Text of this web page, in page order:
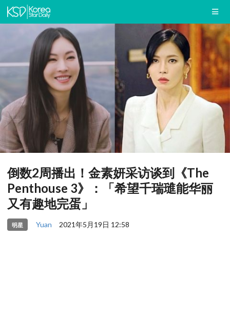
倒数2周播出！金素妍采访谈到《The
Penthouse 3》：「希望千瑞璡能华丽
又有趣地完蛋」
明星 Yuan 2021年5月19日 12:58